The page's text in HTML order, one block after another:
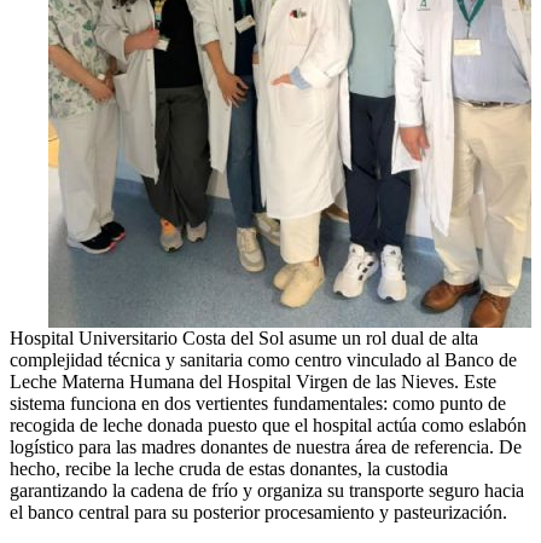
Hospital Universitario Costa del Sol asume un rol dual de alta
complejidad técnica y sanitaria como centro vinculado al Banco de
Leche Materna Humana del Hospital Virgen de las Nieves. Este
sistema funciona en dos vertientes fundamentales: como punto de
recogida de leche donada puesto que el hospital actúa como eslabón
logístico para las madres donantes de nuestra área de referencia. De
hecho, recibe la leche cruda de estas donantes, la custodia
garantizando la cadena de frío y organiza su transporte seguro hacia
el banco central para su posterior procesamiento y pasteurización.